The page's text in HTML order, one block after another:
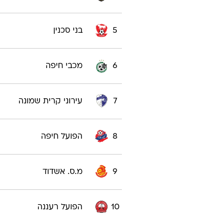
5 בני סכנין
6 מכבי חיפה
7 עירוני קרית שמונה
8 הפועל חיפה
9 מ.ס. אשדוד
10 הפועל רעננה